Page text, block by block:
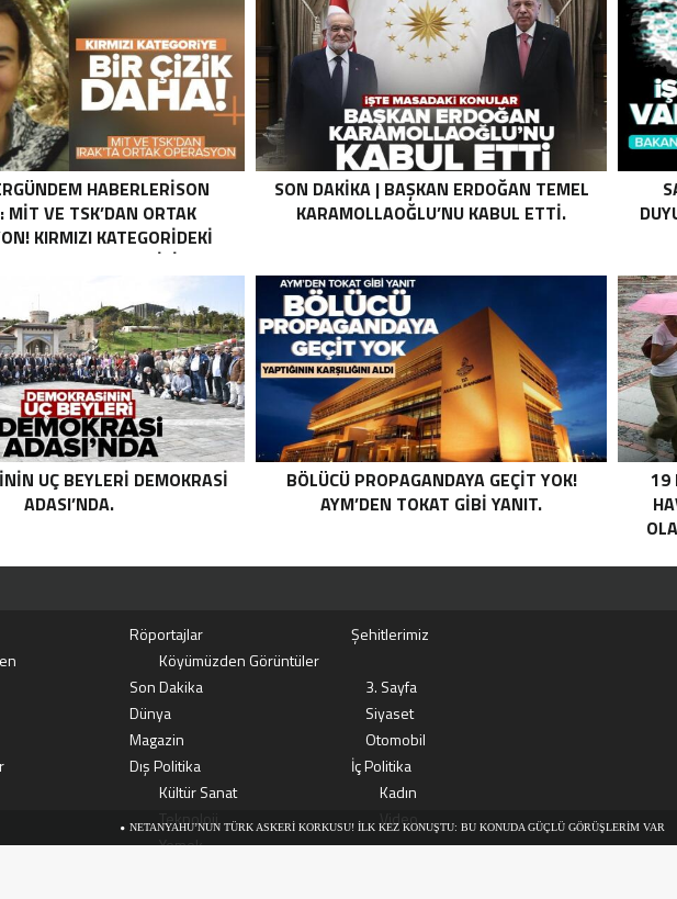
HABERLERISON
MİT VE TSK’DAN ORTAK
KIRMIZI KATEGORIDEKI
TAŞPINAR ETKISIZ HALE
OPERASYON! KIRMIZI
TERÖRIST NAZLI
ETKISIZ HALE GETIRILDI .
SON DAKIKA | BAŞKAN ERDOĞAN TEMEL
KARAMOLLAOĞLU’NU KABUL ETTI.
UÇ BEYLERI DEMOKRASI
ADASI’NDA.
BÖLÜCÜ PROPAGANDAYA GEÇIT YOK!
AYM’DEN TOKAT GIBI YANIT.
19
Röportajlar
Şehitlerimiz
Köyümüzden Görüntüler
Son Dakika
3. Sayfa
Dünya
Siyaset
Magazin
Otomobil
Dış Politika
İç Politika
Kültür Sanat
Kadın
Teknoloji
Video
Yemek
NETANYAHU’NUN TÜRK ASKERI KORKUSU! İLK KEZ KONUŞTU: BU KONUDA GÜÇLÜ GÖRÜŞLERIM VAR CANLI |